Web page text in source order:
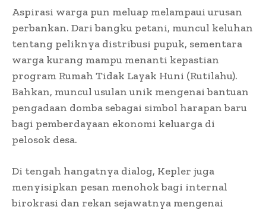
Aspirasi warga pun meluap melampaui urusan
perbankan. Dari bangku petani, muncul keluhan
tentang peliknya distribusi pupuk, sementara
warga kurang mampu menanti kepastian
program Rumah Tidak Layak Huni (Rutilahu).
Bahkan, muncul usulan unik mengenai bantuan
pengadaan domba sebagai simbol harapan baru
bagi pemberdayaan ekonomi keluarga di
pelosok desa.
Di tengah hangatnya dialog, Kepler juga
menyisipkan pesan menohok bagi internal
birokrasi dan rekan sejawatnya mengenai